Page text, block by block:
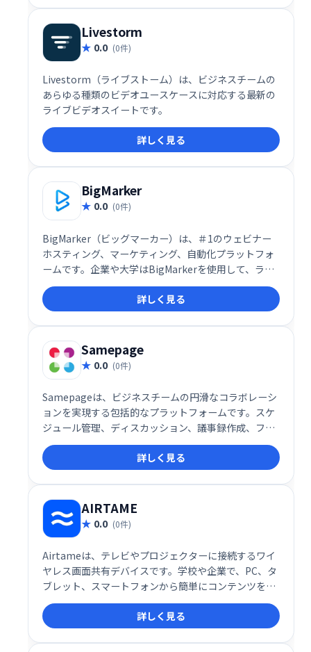
連携をスムーズに実現します。
Livestorm
0.0 (0件)
Livestorm（ライブストーム）は、ビジネスチームの
あらゆる種類のビデオユースケースに対応する最新の
ライブビデオスイートです。
詳しく見る
BigMarker
0.0 (0件)
BigMarker（ビッグマーカー）は、＃1のウェビナー
ホスティング、マーケティング、自動化プラットフォ
ームです。企業や大学はBigMarkerを使用して、ライ
ブ、オンデマンド、自動化されたウェビナー、オンラ
インプレゼンテーション、トレーニング、イベントを
主催し、リード、顧客、その他の利害関係者と有意義
な会話を交わしています。
詳しく見る
Samepage
0.0 (0件)
Samepageは、ビジネスチームの円滑なコラボレーシ
ョンを実現する包括的なプラットフォームです。スケ
ジュール管理、ディスカッション、議事録作成、ファ
イル共有、インスタントメッセージ、タスク管理な
ど、チームワークに必要な機能を一つに集約。情報の
一元化による効率化と、スムーズなコミュニケーショ
ン促進で、生産性向上をサポートします。単一のプラ
ットフォームでチームワークを強化し、ビジネスの成
功に貢献します。
詳しく見る
AIRTAME
0.0 (0件)
Airtameは、テレビやプロジェクターに接続するワイ
ヤレス画面共有デバイスです。学校や企業で、PC、タ
ブレット、スマートフォンから簡単にコンテンツを共
有できます。アプリをダウンロードするだけで、面倒
な設定なしにストリーミングを開始。手軽に画面共有
を実現し、会議やプレゼンテーションを効率化しま
す。
詳しく見る